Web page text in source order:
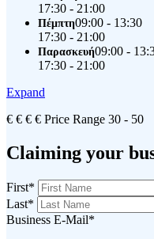
17:30 - 21:00
Πέμπτη09:00 - 13:30
17:30 - 21:00
Παρασκευή09:00 -
17:30 - 21:00
Expand
€ € € € Price Range 30 - 50
Claiming your
First*
Last*
Business E-Mail*